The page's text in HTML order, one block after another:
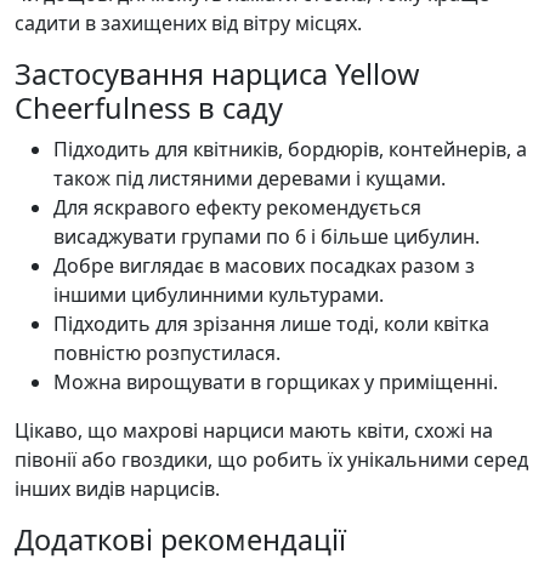
садити в захищених від вітру місцях.
Застосування нарциса Yellow
Cheerfulness в саду
Підходить для квітників, бордюрів, контейнерів, а
також під листяними деревами і кущами.
Для яскравого ефекту рекомендується
висаджувати групами по 6 і більше цибулин.
Добре виглядає в масових посадках разом з
іншими цибулинними культурами.
Підходить для зрізання лише тоді, коли квітка
повністю розпустилася.
Можна вирощувати в горщиках у приміщенні.
Цікаво, що махрові нарциси мають квіти, схожі на
півонії або гвоздики, що робить їх унікальними серед
інших видів нарцисів.
Додаткові рекомендації